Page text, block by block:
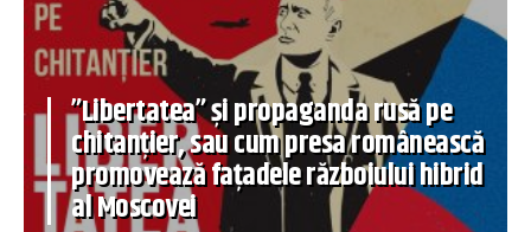
”Libertatea” și propaganda rusă pe
chitanțier, sau cum presa românească
promovează fațadele războiului hibrid
al Moscovei